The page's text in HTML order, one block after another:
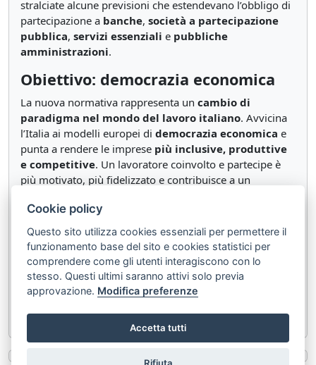
stralciate alcune previsioni che estendevano l’obbligo di
partecipazione a banche, società a partecipazione
pubblica, servizi essenziali e pubbliche
amministrazioni.
Obiettivo: democrazia economica
La nuova normativa rappresenta un cambio di
paradigma nel mondo del lavoro italiano. Avvicina
l’Italia ai modelli europei di democrazia economica e
punta a rendere le imprese più inclusive, produttive
e competitive. Un lavoratore coinvolto e partecipe è
più motivato, più fidelizzato e contribuisce a un
Documenti correlati:
LEGGE 15 maggio 2025, n. 76
Disposizioni per la partecipazione dei lavoratori alla
gestione, al capitale e agli utili delle imprese (G.U.
Cookie policy
Questo sito utilizza cookies essenziali per permettere il
funzionamento base del sito e cookies statistici per
comprendere come gli utenti interagiscono con lo
stesso. Questi ultimi saranno attivi solo previa
approvazione. Modifica preferenze
Accetta tutti
Rifiuta